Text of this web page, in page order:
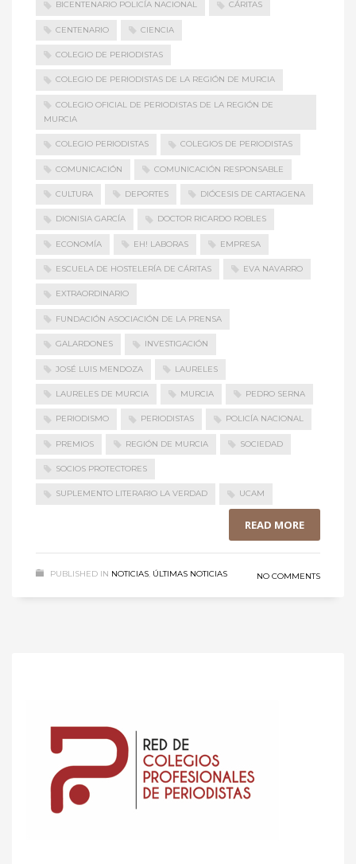
BICENTENARIO POLICÍA NACIONAL CÁRITAS
CENTENARIO CIENCIA
COLEGIO DE PERIODISTAS
COLEGIO DE PERIODISTAS DE LA REGIÓN DE MURCIA
COLEGIO OFICIAL DE PERIODISTAS DE LA REGIÓN DE
MURCIA
COLEGIO PERIODISTAS COLEGIOS DE PERIODISTAS
COMUNICACIÓN COMUNICACIÓN RESPONSABLE
CULTURA DEPORTES DIÓCESIS DE CARTAGENA
DIONISIA GARCÍA DOCTOR RICARDO ROBLES
ECONOMÍA EH! LABORAS EMPRESA
ESCUELA DE HOSTELERÍA DE CÁRITAS EVA NAVARRO
EXTRAORDINARIO
FUNDACIÓN ASOCIACIÓN DE LA PRENSA
GALARDONES INVESTIGACIÓN
JOSÉ LUIS MENDOZA LAURELES
LAURELES DE MURCIA MURCIA PEDRO SERNA
PERIODISMO PERIODISTAS POLICÍA NACIONAL
PREMIOS REGIÓN DE MURCIA SOCIEDAD
SOCIOS PROTECTORES
SUPLEMENTO LITERARIO LA VERDAD UCAM
READ MORE
PUBLISHED IN NOTICIAS, ÚLTIMAS NOTICIAS NO COMMENTS